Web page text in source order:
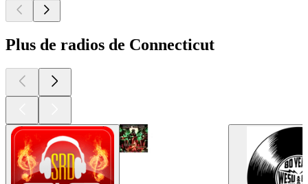
Plus de radios de Connecticut